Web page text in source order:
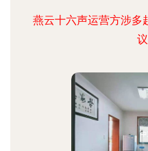
燕云十六声运营方涉多